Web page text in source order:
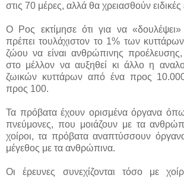
στις 70 μέρες, αλλά θα χρειασθούν ειδικές
Ο Ρος εκτίμησε ότι για να
πρέπει τουλάχιστον το 1% των
ζώου να είναι ανθρώπινης
στο μέλλον να αυξηθεί κι άλλο η
ζωικών κυττάρων από ένα προς
προς 100.
Τα πρόβατα έχουν ορισμένα όργανα
πνεύμονες, που μοιάζουν με τα
χοίροι, τα πρόβατα αναπτύσσουν
μέγεθος με τα ανθρώπινα.
Οι έρευνες συνεχίζονται τόσο με